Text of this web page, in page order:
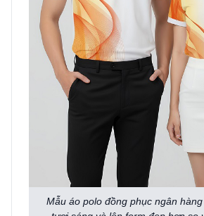
Mẫu áo polo đồng phục ngân